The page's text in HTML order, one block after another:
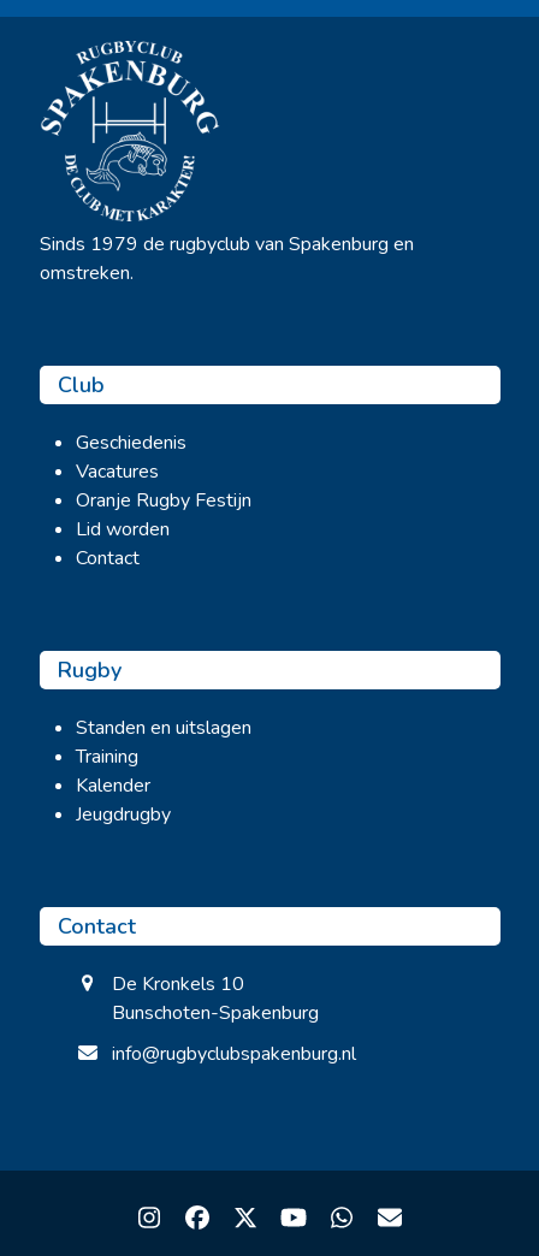
Sinds 1979 de rugbyclub van Spakenburg en
omstreken.
Club
Geschiedenis
Vacatures
Oranje Rugby Festijn
Lid worden
Contact
Rugby
Standen en uitslagen
Training
Kalender
Jeugdrugby
Contact
De Kronkels 10
Bunschoten-Spakenburg
info@rugbyclubspakenburg.nl
Instagram
Facebook
TwitterYouTubeWhatsapp
Email